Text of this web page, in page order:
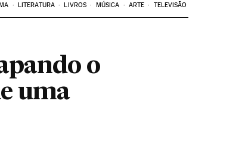
LITERATURA LIVROS MÚSICA ARTE TELEVISÃO
o
uma